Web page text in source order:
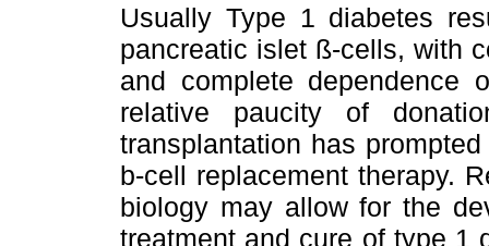
Usually Type 1 diabetes
pancreatic islet ß-cells, with
and complete dependence
relative paucity of
transplantation has
b-cell replacement therapy.
biology may allow for the
treatment and cure of type 1